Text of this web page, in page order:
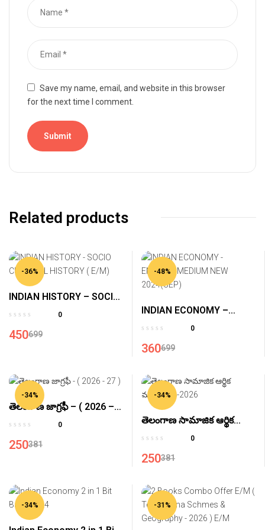
Save my name, email, and website in this browser
for the next time I comment.
Related products
-36%
INDIAN HISTORY – SOCIO
CULTURAL HISTORY (
0
699
450
-48%
INDIAN ECONOMY –
ENGLISH MEDIUM NEW
0
699
360
-34%
తెలంగాణ జాగ్రఫీ – ( 2026 –
27 )
0
381
250
-34%
తెలంగాణ సామాజిక ఆర్థిక
ముఖచిత్రం-2026
0
381
250
-34% -31%